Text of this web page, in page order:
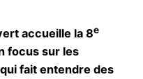
accueille la 8e
focus sur les
fait entendre des